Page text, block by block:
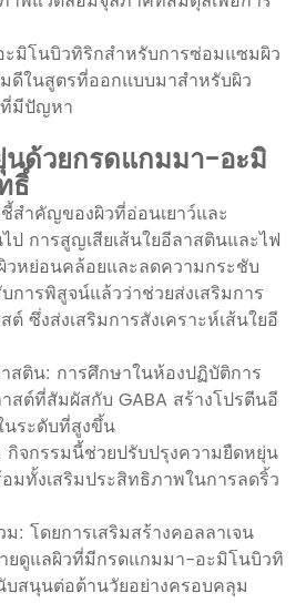
มิโนบิวทิริกสำหรับการซ่อมแซมผิว
ดีในสูตรที่ออกแบบมาสำหรับผิว
ที่มีปัญหา
ด้วยกรดแกมมา-อะมิ
ธิ์
สำคัญของผิวที่อ่อนเยาว์และ
ป การสูญเสียเส้นใยอีลาสตินและไฟ
วหย่อนคล้อยและลดความกระชับ
การพิสูจน์แล้วว่าช่วยส่งเสริมการ
ซึ่งส่งเสริมการสังเคราะห์เส้นใยอี
สติน: การศึกษาในห้องปฏิบัติการ
สต์ที่สัมผัสกับ GABA สร้างโปรตีนอี
ระดับที่สูงขึ้น
จกรรมนี้ช่วยปรับปรุงความยืดหยุ่น
มทั้งเสริมประสิทธิภาพในการลดริ้ว
: โดยการเสริมสร้างคอลลาเจน
ยดูแลผิวที่มีกรดแกมมา-อะมิโนบิวทิ
สนุนต่อต้านวัยอย่างครอบคลุม